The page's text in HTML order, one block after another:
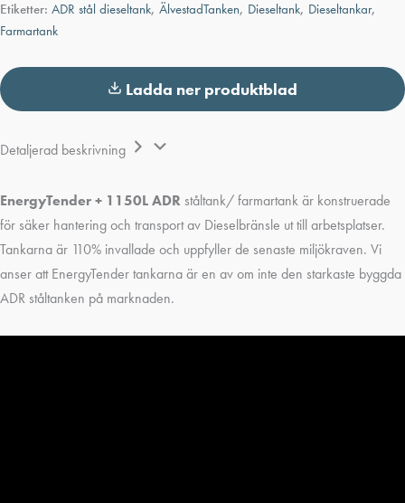
Etiketter: ADR stål dieseltank, ÄlvestadTanken, Dieseltank, Dieseltankar,
Farmartank
Ladda ner produktblad
Detaljerad beskrivning
EnergyTender + 1150L ADR ståltank/ farmartank är konstruerade
för säker hantering och transport av Dieselbränsle ut till arbetsplatser.
Tankarna är 110% invallade och uppfyller de senaste miljökraven. Vi
anser att EnergyTender tankarna är en av om inte den starkaste byggda
ADR ståltanken på marknaden.